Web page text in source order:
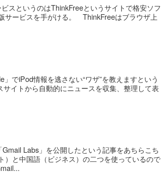
スというのはThinkFreeというサイトで格安ソフ
サービスを手がける。 ThinkFreeはブラウザ上
でiPod情報を逃さない“ワザ”を教えますという
イトから自動的にニュースを収集、整理して表
Labs」を公開したという記事をあちらこち
）と中国語（ビジネス）の二つを使っているので